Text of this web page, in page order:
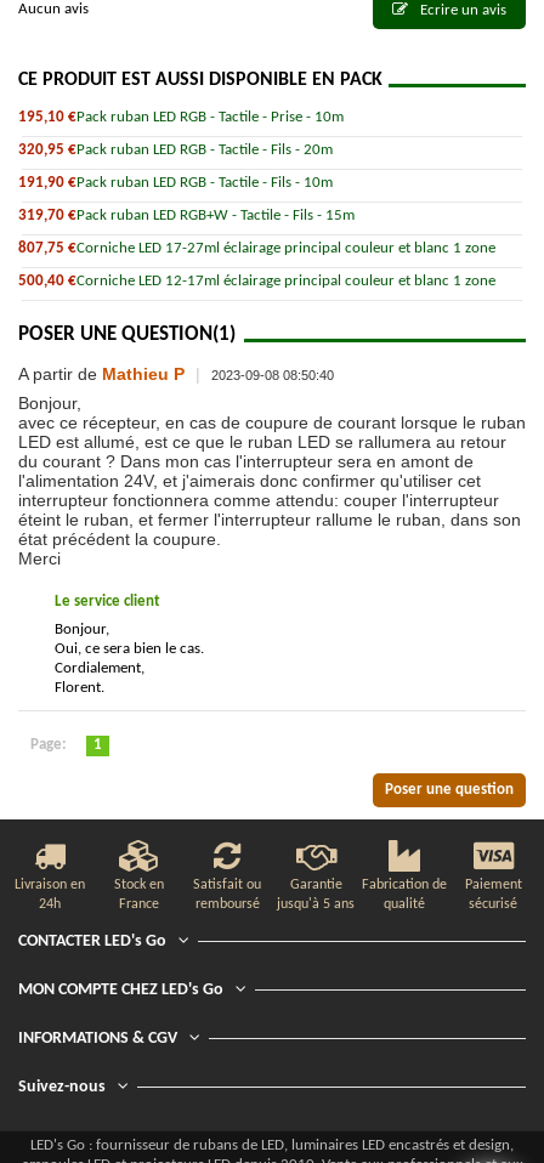
Aucun avis Ecrire un avis
CE PRODUIT EST AUSSI DISPONIBLE EN PACK
Pack ruban LED RGB - Tactile - Prise - 10m
195,10 €
Pack ruban LED RGB - Tactile - Fils - 20m
320,95 €
Pack ruban LED RGB - Tactile - Fils - 10m
191,90 €
Pack ruban LED RGB+W - Tactile - Fils - 15m
319,70 €
Corniche LED 17-27ml éclairage principal couleur et blanc 1 zone
807,75 €
Corniche LED 12-17ml éclairage principal couleur et blanc 1 zone
500,40 €
POSER UNE QUESTION(1)
A partir de Mathieu P | 2023-09-08 08:50:40
Bonjour,
avec ce récepteur, en cas de coupure de courant lorsque le ruban
LED est allumé, est ce que le ruban LED se rallumera au retour
du courant ? Dans mon cas l'interrupteur sera en amont de
l'alimentation 24V, et j'aimerais donc confirmer qu'utiliser cet
interrupteur fonctionnera comme attendu: couper l'interrupteur
éteint le ruban, et fermer l'interrupteur rallume le ruban, dans son
état précédent la coupure.
Merci
Le service client
Bonjour,
Oui, ce sera bien le cas.
Cordialement,
Florent.
Page: 1
Poser une question
Livraison en
24h
Stock en
France
Satisfait ou
remboursé
Garantie
jusqu'à 5 ans
Fabrication de
qualité
Paiement
sécurisé
CONTACTER LED's Go
MON COMPTE CHEZ LED's Go
INFORMATIONS & CGV
Suivez-nous
LED's Go : fournisseur de rubans de LED, luminaires LED encastrés et design,